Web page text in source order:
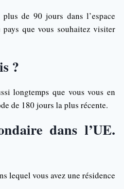
de 90 jours dans l’espace
que vous souhaitez visiter
?
longtemps que vous vous en
de 180 jours la plus récente.
dans l’UE.
lequel vous avez une résidence